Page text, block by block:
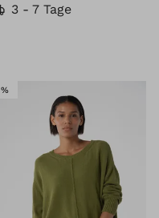
3 - 7 Tage
%SALE